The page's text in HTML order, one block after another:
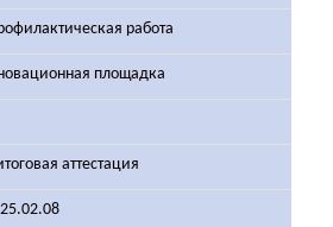
работа
площадка
аттестация